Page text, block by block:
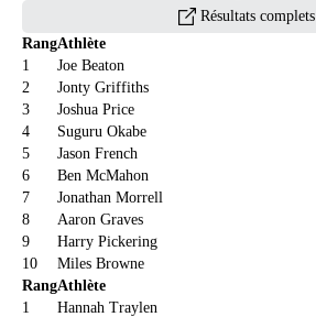
Résultats complets
RangAthlète
1
Joe Beaton
2
Jonty Griffiths
3
Joshua Price
4
Suguru Okabe
5
Jason French
6
Ben McMahon
7
Jonathan Morrell
8
Aaron Graves
9
Harry Pickering
10
Miles Browne
RangAthlète
1
Hannah Traylen